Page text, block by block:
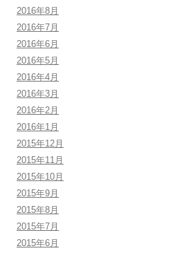
2016年8月
2016年7月
2016年6月
2016年5月
2016年4月
2016年3月
2016年2月
2016年1月
2015年12月
2015年11月
2015年10月
2015年9月
2015年8月
2015年7月
2015年6月